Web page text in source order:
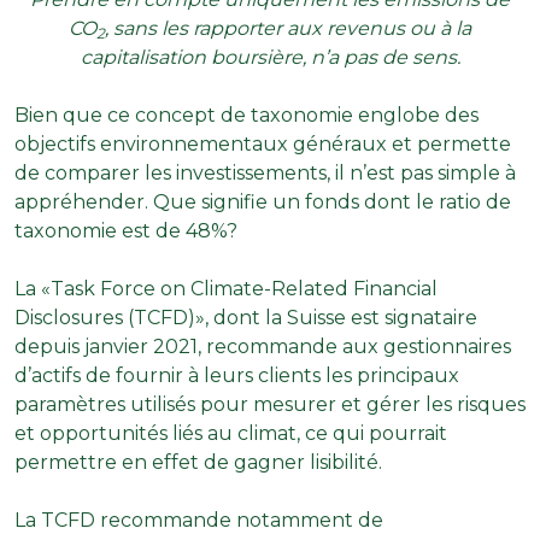
CO2, sans les rapporter aux revenus ou à la
capitalisation boursière, n’a pas de sens.
Bien que ce concept de taxonomie englobe des
objectifs environnementaux généraux et permette
de comparer les investissements, il n’est pas simple à
appréhender. Que signifie un fonds dont le ratio de
taxonomie est de 48%?
La «Task Force on Climate-Related Financial
Disclosures (TCFD)», dont la Suisse est signataire
depuis janvier 2021, recommande aux gestionnaires
d’actifs de fournir à leurs clients les principaux
paramètres utilisés pour mesurer et gérer les risques
et opportunités liés au climat, ce qui pourrait
permettre en effet de gagner lisibilité.
La TCFD recommande notamment de